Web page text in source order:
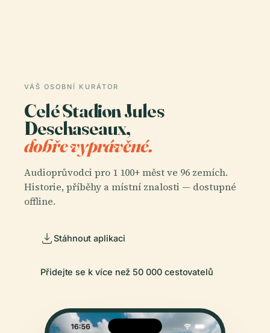
VÁŠ OSOBNÍ KURÁTOR
Celé Stadion Jules
Deschaseaux,
dobře vyprávěné.
Audioprůvodci pro 1 100+ měst ve 96 zemích.
Historie, příběhy a místní znalosti — dostupné
offline.
Stáhnout aplikaci
Přidejte se k více než 50 000 cestovatelů